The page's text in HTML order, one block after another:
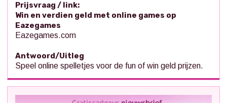
Prijsvraag / link:
Win en verdien geld met online games op
Eazegames
Eazegames.com
Antwoord/Uitleg
Speel online spelletjes voor de fun of win geld prijzen.